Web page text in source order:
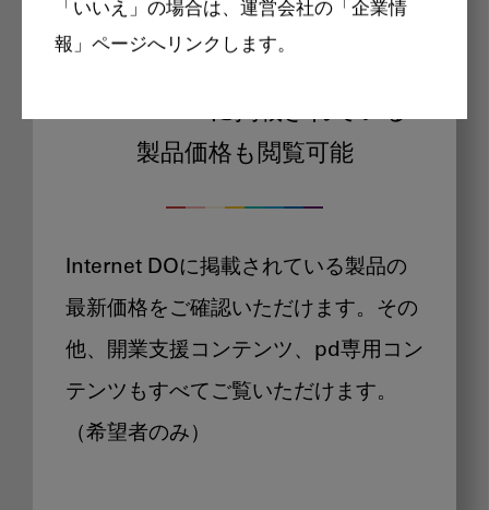
「いいえ」の場合は、運営会社の「企業情
報」ページへリンクします。
Internet DOに掲載されている
製品価格も閲覧可能
Internet DOに掲載されている製品の
最新価格をご確認いただけます。その
他、開業支援コンテンツ、pd専用コン
テンツもすべてご覧いただけます。
（希望者のみ）